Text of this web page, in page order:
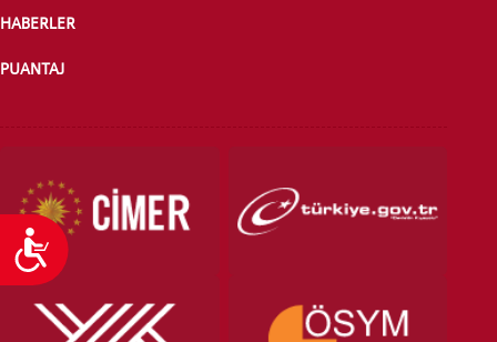
Ulaşılabilirlik
HABERLER
PUANTAJ